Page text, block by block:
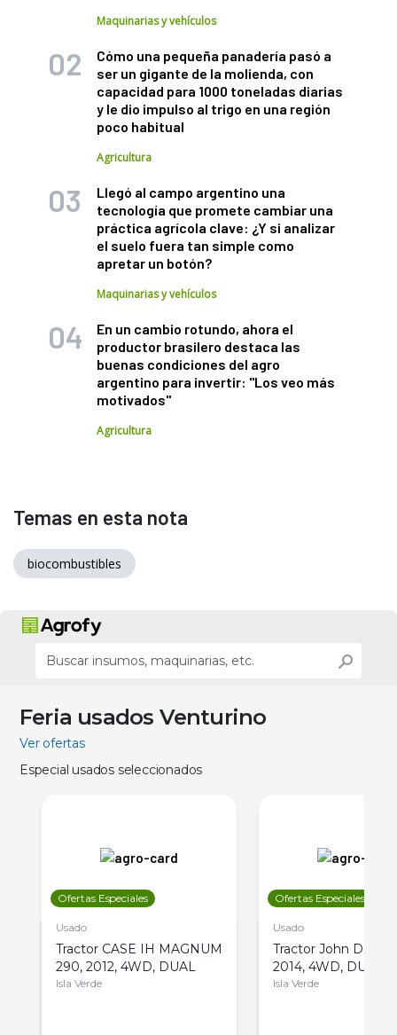
Maquinarias y vehículos
Cómo una pequeña panadería pasó a
ser un gigante de la molienda, con
capacidad para 1000 toneladas diarias
y le dio impulso al trigo en una región
poco habitual
Agricultura
Llegó al campo argentino una
tecnología que promete cambiar una
práctica agrícola clave: ¿Y si analizar
el suelo fuera tan simple como
apretar un botón?
Maquinarias y vehículos
En un cambio rotundo, ahora el
productor brasilero destaca las
buenas condiciones del agro
argentino para invertir: "Los veo más
motivados"
Agricultura
Temas en esta nota
biocombustibles
Feria usados Venturino
Ver ofertas
Especial usados seleccionados
Ofertas Especiales
Usado
Tractor CASE IH MAGNUM
290, 2012, 4WD, DUAL
Isla Verde
Ofertas Especiales
Usado
Tractor John Deere
2014, 4WD, DUAL
Isla Verde